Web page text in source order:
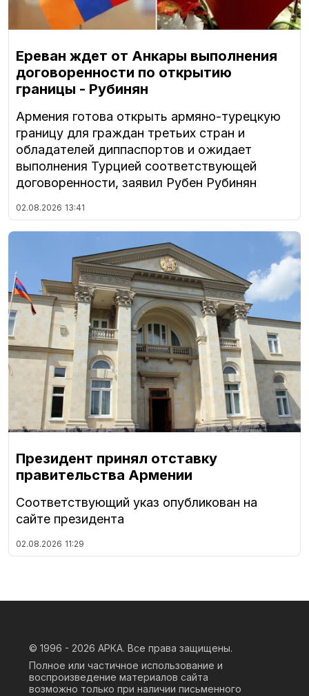
Ереван ждет от Анкары выполнения
договоренности по открытию
границы - Рубинян
Армения готова открыть армяно-турецкую
границу для граждан третьих стран и
обладателей диппаспортов и ожидает
выполнения Турцией соответствующей
договоренности, заявил Рубен Рубинян
02.08.2026 13:41
Президент принял отставку
правительства Армении
Соответствующий указ опубликован на
сайте президента
02.08.2026 11:29
© 1996 - 2026 АРКА. Все права защищены.
Полное или частичное использование и
воспроизведение материалов сайта
возможно только при наличии письменного